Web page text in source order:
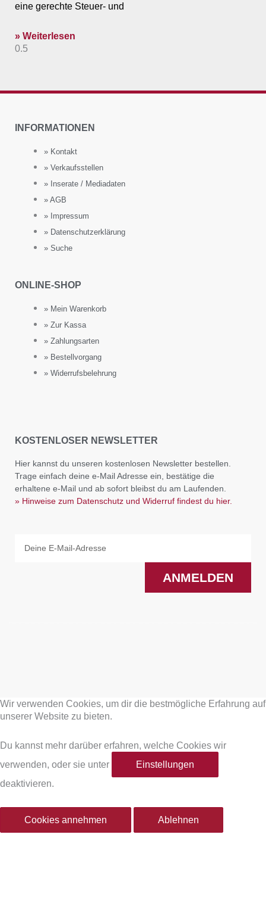
eine gerechte Steuer- und
» Weiterlesen
INFORMATIONEN
» Kontakt
» Verkaufsstellen
» Inserate / Mediadaten
» AGB
» Impressum
» Datenschutzerklärung
» Suche
ONLINE-SHOP
» Mein Warenkorb
» Zur Kassa
» Zahlungsarten
» Bestellvorgang
» Widerrufsbelehrung
KOSTENLOSER NEWSLETTER
Hier kannst du unseren kostenlosen Newsletter bestellen.
Trage einfach deine e-Mail Adresse ein, bestätige die
erhaltene e-Mail und ab sofort bleibst du am Laufenden.
» Hinweise zum Datenschutz und Widerruf findest du hier.
ANMELDEN
a
e
b
o
o
s
Wir verwenden Cookies, um dir die bestmögliche Erfahrung auf
unserer Website zu bieten.
Du kannst mehr darüber erfahren, welche Cookies wir
verwenden, oder sie unter
Einstellungen
deaktivieren.
Cookies annehmen Ablehnen